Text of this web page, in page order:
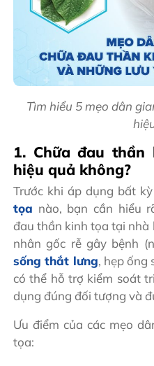
Tìm hiểu 5 mẹo dân
1. Chữa đau
hiệu quả không?
Trước khi áp dụng bất
tọa nào, bạn cần hiểu
đau thần kinh tọa tại nhà
nhân gốc rễ gây bệnh
sống thắt lưng, hẹp ống
có thể hỗ trợ kiểm soát
dụng đúng đối tượng và
Ưu điểm của các mẹo
tọa: